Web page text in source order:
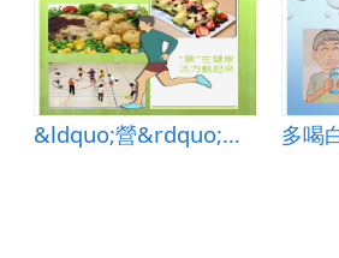
&ldquo;營&rdquo;在健康 ，活力動起來 多喝